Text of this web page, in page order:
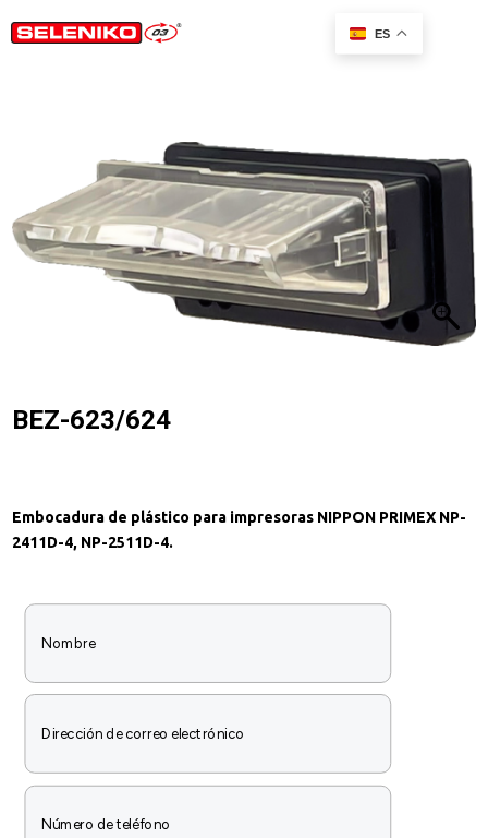
BEZ-623/624
Embocadura de plástico para impresoras NIPPON PRIMEX NP-
2411D-4, NP-2511D-4.
ES